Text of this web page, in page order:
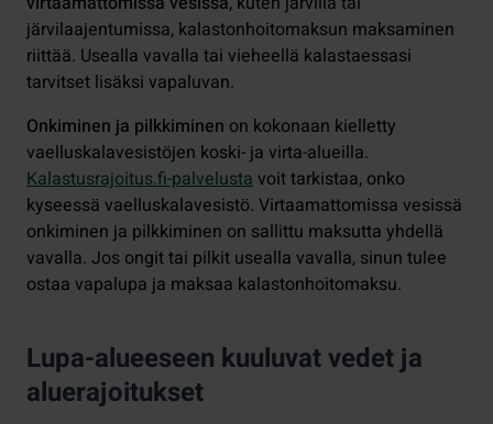
järvilaajentumissa, kalastonhoitomaksun maksaminen
riittää. Usealla vavalla tai vieheellä kalastaessasi
tarvitset lisäksi vapaluvan.
Onkiminen ja pilkkiminen on kokonaan kielletty
vaelluskalavesistöjen koski- ja virta-alueilla.
Kalastusrajoitus.fi-palvelustavoit tarkistaa, onko
kyseessä vaelluskalavesistö. Virtaamattomissa vesissä
onkiminen ja pilkkiminen on sallittu maksutta yhdellä
vavalla. Jos ongit tai pilkit usealla vavalla, sinun tulee
ostaa vapalupa ja maksaa kalastonhoitomaksu.
Lupa-alueeseen kuuluvat vedet ja
aluerajoitukset